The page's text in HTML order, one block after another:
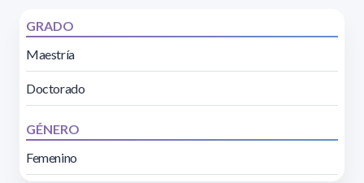
GRADO
Maestría
Doctorado
GÉNERO
Femenino